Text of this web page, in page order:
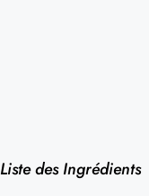
Liste des Ingrédients